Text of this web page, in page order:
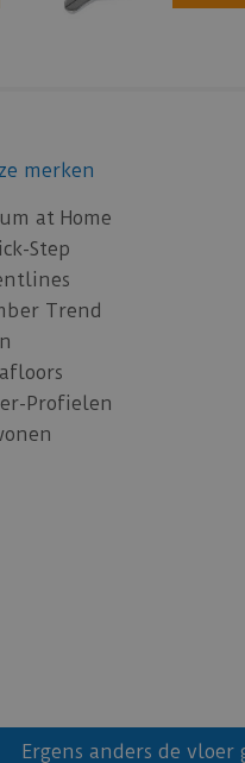
merken
at Home
Step
Trend
Profielen
Ergens anders de vloer